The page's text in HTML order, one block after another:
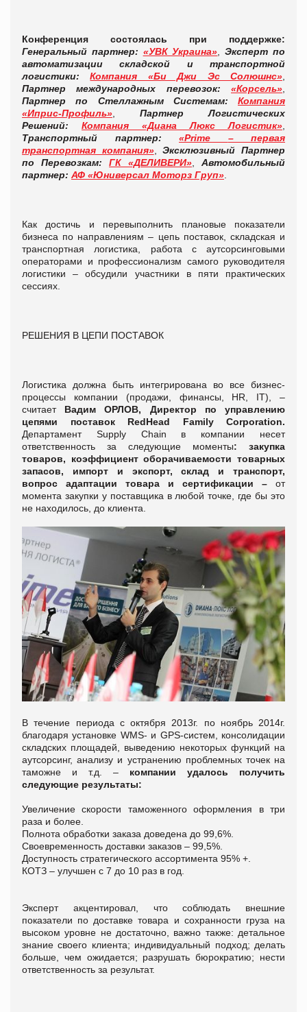
Конференция состоялась при поддержке:
Генеральный партнер: «УВК Украина» ,Эксперт по
автоматизации складской и транспортной
логистики:Компания «Би Джи Эс Солюшнс»
Партнер международных перевозок: «Корсель»
Партнер по Стеллажным Системам: Компания
«Иприс-Профиль»
Партнер Логистических
Решений: Компания «Диана Люкс Логистик»
Транспортный партнер: «Prime – первая
транспортная компания»,Эксклюзивный Партнер
по Перевозкам: ГК «ДЕЛИВЕРИ»
Автомобильный
партнер: АФ «Юниверсал Моторз Груп»
Как достичь и перевыполнить плановые показатели
бизнеса по направлениям – цепь поставок, складская и
транспортная логистика, работа с аутсорсинговыми
операторами и профессионализм самого руководителя
логистики – обсудили участники в пяти практических
сессиях.
РЕШЕНИЯ В ЦЕПИ ПОСТАВОК
Логистика должна быть интегрирована во все бизнес-
процессы компании (продажи, финансы, HR, IT), –
считает Вадим ОРЛОВ, Директор по управлению
цепями поставок RedHead Family Corporation.
Департамент Supply Chain в компании несет
ответственность за следующие моменты: закупка
товаров, коэффициент оборачиваемости товарных
запасов, импорт и экспорт, склад и транспорт,
вопрос адаптации товара и сертификации – от
момента закупки у поставщика в любой точке, где бы это
не находилось, до клиента.
В течение периода с октября 2013г. по ноябрь 2014г.
благодаря установке WMS- и GPS-систем, консолидации
складских площадей, выведению некоторых функций на
аутсорсинг, анализу и устранению проблемных точек на
таможне и т.д. – компании удалось получить
следующие результаты:
Увеличение скорости таможенного оформления в три
раза и более.
Полнота обработки заказа доведена до 99,6%.
Своевременность доставки заказов – 99,5%.
Доступность стратегического ассортимента 95% +.
КОТЗ – улучшен с 7 до 10 раз в год.
Эксперт акцентировал, что соблюдать внешние
показатели по доставке товара и сохранности груза на
высоком уровне не достаточно, важно также: детальное
знание своего клиента; индивидуальный подход; делать
больше, чем ожидается; разрушать бюрократию; нести
ответственность за результат.